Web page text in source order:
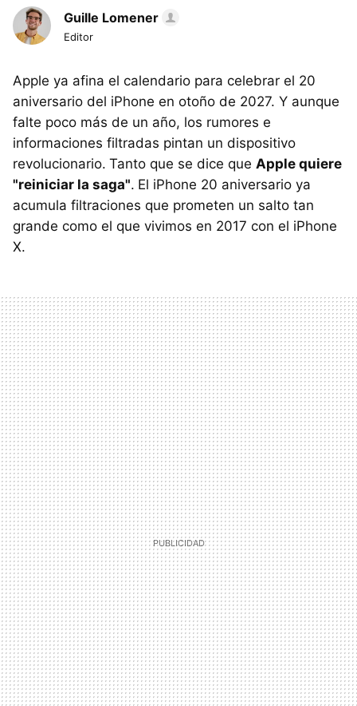
Guille Lomener
Editor
Apple ya afina el calendario para celebrar el 20
aniversario del iPhone en otoño de 2027. Y aunque
falte poco más de un año, los rumores e
informaciones filtradas pintan un dispositivo
revolucionario. Tanto que se dice que Apple quiere
"reiniciar la saga". El iPhone 20 aniversario ya
acumula filtraciones que prometen un salto tan
grande como el que vivimos en 2017 con el iPhone
X.